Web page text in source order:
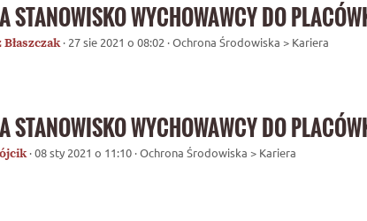
STANOWISKO WYCHOWAWCY DO
· 27 sie 2021 o 08:02 · Ochrona Środowiska > Kariera
STANOWISKO WYCHOWAWCY DO
· 08 sty 2021 o 11:10 · Ochrona Środowiska > Kariera